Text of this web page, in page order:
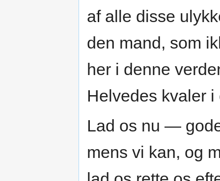
af alle disse
den mand, som
her i denne
Helvedes kvaler
Lad os nu —
mens vi kan, og